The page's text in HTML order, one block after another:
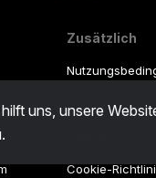
uns, unsere
Zusätzlich
Cookie-